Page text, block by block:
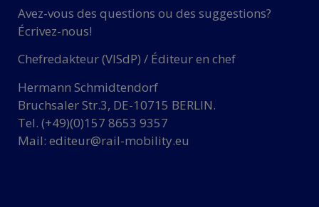
Avez-vous des questions ou des suggestions?
Écrivez-nous!
Chefredakteur (VISdP) / Éditeur en chef
Hermann Schmidtendorf
Bruchsaler Str.3, DE-10715 BERLIN.
Tel. (+49)(0)157 8653 9357
Mail: editeur@rail-mobility.eu